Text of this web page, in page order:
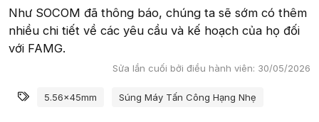
Như SOCOM đã thông báo, chúng ta sẽ sớm có thêm
nhiều chi tiết về các yêu cầu và kế hoạch của họ đối
với FAMG.
Sửa lần cuối bởi điều hành viên: 30/05/2026
Từ khóa
5.56x45mm Súng Máy Tấn Công Hạng Nhẹ